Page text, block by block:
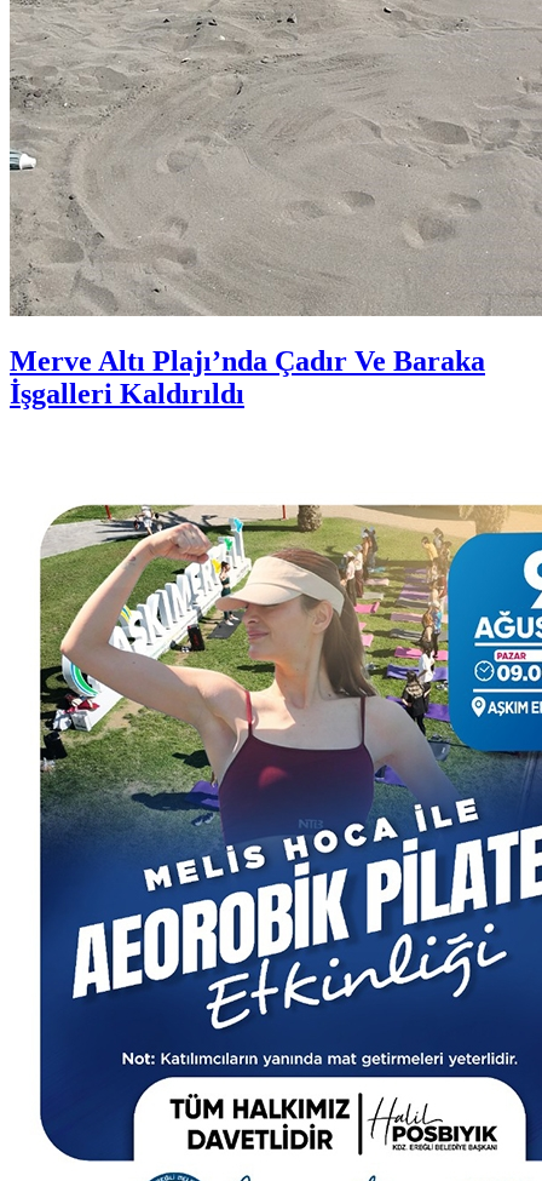
Merve Altı Plajı’nda Çadır Ve Baraka
İşgalleri Kaldırıldı